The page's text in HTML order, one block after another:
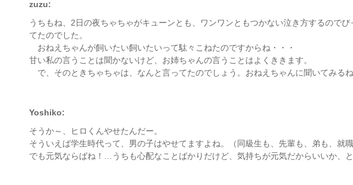
zuzu:
うちもね、2日の夜ちゃちゃがキューンとも、ワンワンともつかない泣き方するので
てたのでした。
おねえちゃんが飼いたい飼いたいって駄々こねたのですからね・・・
甘い私の言うことは聞かないけど、お姉ちゃんの言うことはよくききます。
で、そのときちゃちゃは、なんと言ってたのでしょう。おねえちゃんに聞いてみるね
Yoshiko:
そうか～、ヒロくんやせたんだー。
そういえば学生時代って、男の子はやせてますよね。（同級生も、先輩も、弟も、就
でも元気ならばね！…うちも心配なことばかりだけど、気持ちが元気だからいいか、と